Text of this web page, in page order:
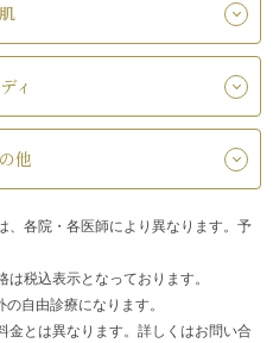
肌
ィ
他
各院・各医師により異なります。予
税込表示となっております。
自由診療になります。
とは異なります。詳しくはお問い合